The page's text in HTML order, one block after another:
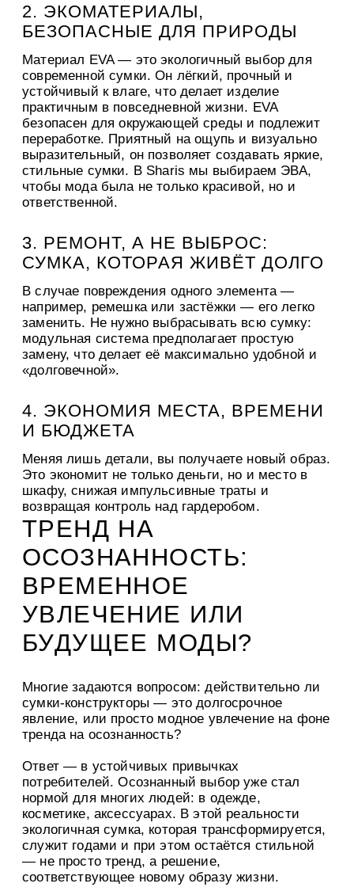
2. ЭКОМАТЕРИАЛЫ,
БЕЗОПАСНЫЕ ДЛЯ ПРИРОДЫ
Материал EVA — это экологичный выбор для
современной сумки. Он лёгкий, прочный и
устойчивый к влаге, что делает изделие
практичным в повседневной жизни. EVA
безопасен для окружающей среды и подлежит
переработке. Приятный на ощупь и визуально
выразительный, он позволяет создавать яркие,
стильные сумки. В Sharis мы выбираем ЭВА,
чтобы мода была не только красивой, но и
ответственной.
3. РЕМОНТ, А НЕ ВЫБРОС:
СУМКА, КОТОРАЯ ЖИВЁТ ДОЛГО
В случае повреждения одного элемента —
например, ремешка или застёжки — его легко
заменить. Не нужно выбрасывать всю сумку:
модульная система предполагает простую
замену, что делает её максимально удобной и
«долговечной».
4. ЭКОНОМИЯ МЕСТА, ВРЕМЕНИ
И БЮДЖЕТА
Меняя лишь детали, вы получаете новый образ.
Это экономит не только деньги, но и место в
шкафу, снижая импульсивные траты и
возвращая контроль над гардеробом.
ТРЕНД НА
ОСОЗНАННОСТЬ:
ВРЕМЕННОЕ
УВЛЕЧЕНИЕ ИЛИ
БУДУЩЕЕ МОДЫ?
Многие задаются вопросом: действительно ли
сумки-конструкторы — это долгосрочное
явление, или просто модное увлечение на фоне
тренда на осознанность?
Ответ — в устойчивых привычках
потребителей. Осознанный выбор уже стал
нормой для многих людей: в одежде,
косметике, аксессуарах. В этой реальности
экологичная сумка, которая трансформируется,
служит годами и при этом остаётся стильной
— не просто тренд, а решение,
соответствующее новому образу жизни.